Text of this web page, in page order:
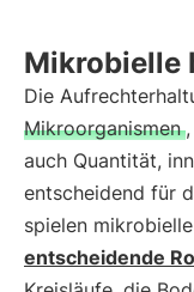
Mikrobielle
Die
Mikroorganismen
auch Quantität,
entscheidend für
spielen
entscheidende